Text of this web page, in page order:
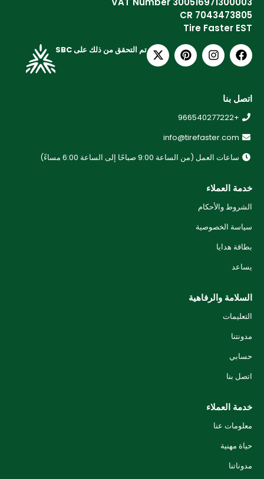
CR 7043473805
Tire Faster EST
تم التحقق من ذلك على SBC
اتصل بنا
+966540277222
info@tirefaster.com
ساعات العمل (من الساعة 9:00 صباحًا إلى الساعة 6:00 مساءً)
خدمة العملاء
الشروط والأحكام
سياسة الخصوصية
بطاقة هدايا
يساعد
السلامة والرفاهية
التعليمات
مدونتنا
حسابي
اتصل بنا
خدمة العملاء
معلومات عنا
حياة مهنية
مدوناتنا